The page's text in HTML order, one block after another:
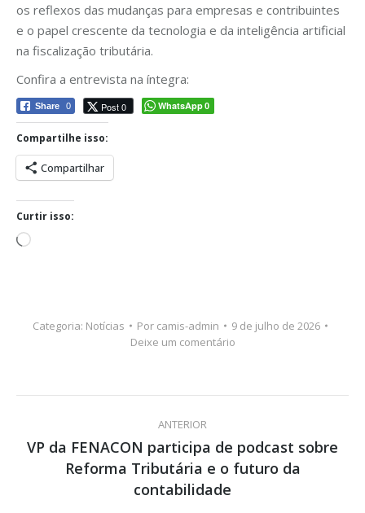
os reflexos das mudanças para empresas e contribuintes
e o papel crescente da tecnologia e da inteligência artificial
na fiscalização tributária.
Confira a entrevista na íntegra:
Share 0 Post 0 WhatsApp0
Compartilhe isso:
Compartilhar
Curtir isso:
Carregando...
Categoria: Notícias Por camis-admin
9 de julho de 2026
Deixe um comentário
Navegação
de
post:
ANTERIOR
Post
anterior:
VP da FENACON participa de podcast sobre
Reforma Tributária e o futuro da
contabilidade